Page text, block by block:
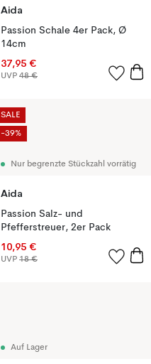
Aida
Passion Schale 4er Pack, Ø
14cm
37,95 €
UVP 48 €
Nur begrenzte Stückzahl vorrätig
Aida
Passion Salz- und
Pfefferstreuer, 2er Pack
10,95 €
UVP 18 €
SALE
-39%
Auf Lager